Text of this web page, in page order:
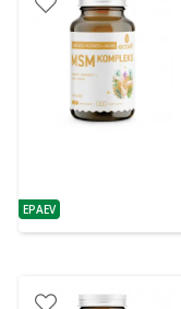
nõuanne
EPAEV